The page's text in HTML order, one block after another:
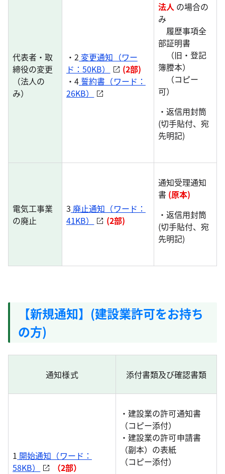
代表者・取
締役の変更
（法人の
み）
・2 変更通知（ワー
ド：50KB）
(2部)
・4 誓約書（ワード：
26KB）
法人 の場合の
み
履歴事項全
部証明書
（旧・登記
簿謄本）
（コピー
可）
・返信用封筒
(切手貼付、宛
先明記)
電気工事業
の廃止
3 廃止通知（ワード：
41KB）
(2部)
通知受理通知
書 (原本)
・返信用封筒
(切手貼付、宛
先明記)
【新規通知】(建設業許可をお持ち
の方)
通知様式 添付書類及び確認書類
1 開始通知（ワード：
58KB）
（2部）
・建設業の許可通知書
（コピー添付）
・建設業の許可申請書
（副本）の表紙
（コピー添付）